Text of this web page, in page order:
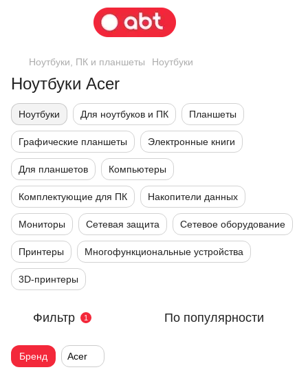
Ноутбуки, ПК и планшеты Ноутбуки
Ноутбуки Acer
Ноутбуки Для ноутбуков и ПК Планшеты
Графические планшеты Электронные книги
Для планшетов Компьютеры
Комплектующие для ПК Накопители данных
Мониторы Сетевая защита Сетевое оборудование
Принтеры Многофункциональные устройства
3D-принтеры
Фильтр 1 По популярности
Бренд Acer